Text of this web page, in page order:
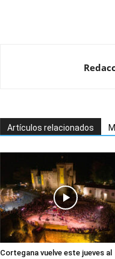
Artículos relacionados
Cortegana vuelve este jueves al